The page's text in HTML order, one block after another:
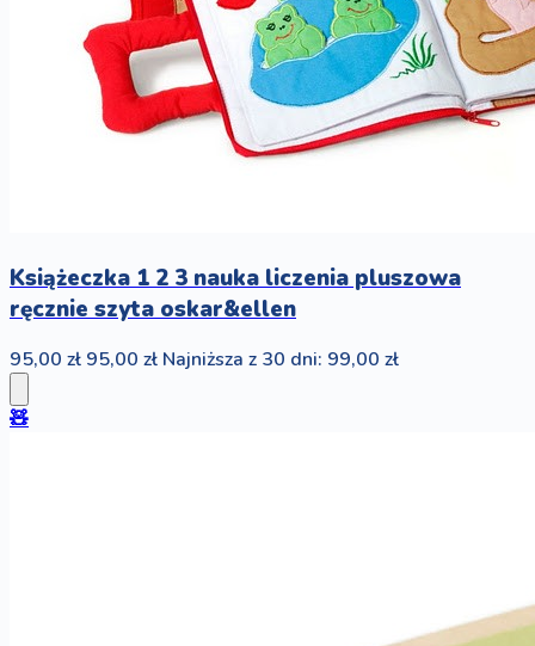
Książeczka 1 2 3 nauka liczenia pluszowa
ręcznie szyta oskar&ellen
95,00 zł 95,00 zł Najniższa z 30 dni: 99,00 zł
🧸